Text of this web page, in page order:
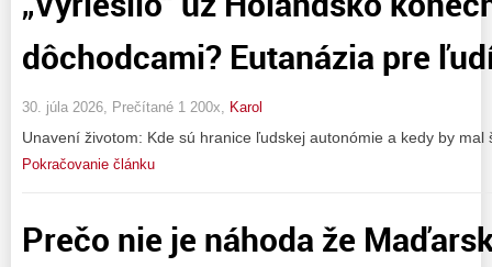
dôchodcami? Eutanázia pre
30. júla 2026, Prečítané 1 200x, Karol
Unavení životom: Kde sú hranice ľudskej autonómie a kedy by mal
Pokračovanie článku
Prečo nie je náhoda že